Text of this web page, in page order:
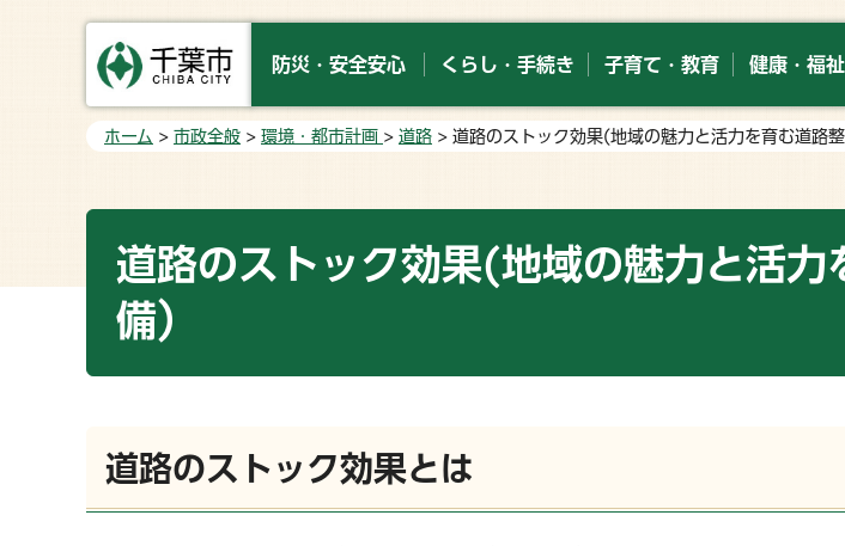
防災・安全安心 くらし・手続き 子育て・教育 健康・福祉
ホーム > 市政全般 > 環境・都市計画 > 道路 > 道路のストック効果(地域の魅力と活力を育む道路整
道路のストック効果(地域の魅力と活力
備）
道路のストック効果とは